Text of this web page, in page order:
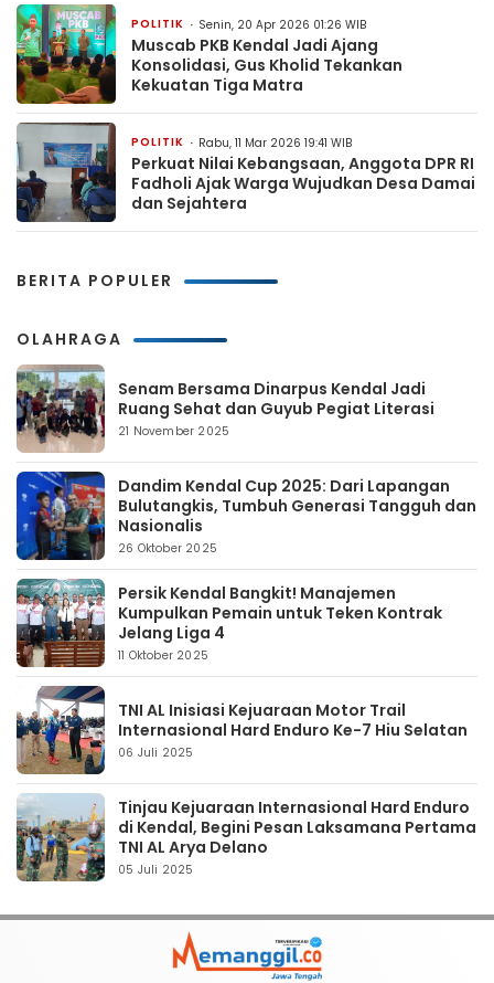
POLITIK Senin, 20 Apr 2026 01:26 WIB
Muscab PKB Kendal Jadi Ajang
Konsolidasi, Gus Kholid Tekankan
Kekuatan Tiga Matra
POLITIK Rabu, 11 Mar 2026 19:41 WIB
Perkuat Nilai Kebangsaan, Anggota DPR RI
Fadholi Ajak Warga Wujudkan Desa Damai
dan Sejahtera
BERITA POPULER
OLAHRAGA
Senam Bersama Dinarpus Kendal Jadi
Ruang Sehat dan Guyub Pegiat Literasi
21 November 2025
Dandim Kendal Cup 2025: Dari Lapangan
Bulutangkis, Tumbuh Generasi Tangguh dan
Nasionalis
26 Oktober 2025
Persik Kendal Bangkit! Manajemen
Kumpulkan Pemain untuk Teken Kontrak
Jelang Liga 4
11 Oktober 2025
TNI AL Inisiasi Kejuaraan Motor Trail
Internasional Hard Enduro Ke-7 Hiu Selatan
06 Juli 2025
Tinjau Kejuaraan Internasional Hard Enduro
di Kendal, Begini Pesan Laksamana Pertama
TNI AL Arya Delano
05 Juli 2025